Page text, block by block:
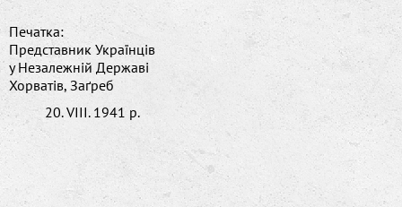
Печатка:
Представник Українців
у Незалежній Державі
Xoрватів, Заґреб
20. VIІІ. 1941 р.